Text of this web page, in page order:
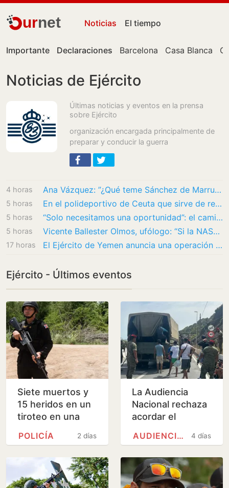
urnet Noticias El tiempo
Importante Declaraciones Barcelona Casa Blanca
Noticias de Ejército
Últimas noticias y eventos en la prensa
sobre Ejército
organización encargada principalmente de
preparar y conducir la guerra
4 horas Ana Vázquez: ”¿Qué teme Sánchez de Marruecos para comportarse como su siervo?”
5 horas En el polideportivo de Ceuta que sirve de refugio a 250 mujeres y niñas migrantes: “Huyen…
5 horas “Solo necesitamos una oportunidad”: el camino a Ceuta de Mohamed y cientos de sudaneses…
5 horas Vicente Ballester Olmos, ufólogo: “Si la NASA descubre una civilización extraterrestre, no…
17 horas El Ejército de Yemen anuncia una operación contra hutíes y promete responder a ataques
Ejército - Últimos eventos
Siete muertos y
15 heridos en un
tiroteo en una
escuela de
Tailandia
2 días
POLICÍA
La Audiencia
Nacional rechaza
acordar el
en la frontera de
Vox
4 días
AUDIENCIA NACIONAL